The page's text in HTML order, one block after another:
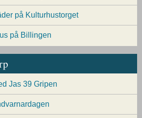
på Kulturhustorget
på Billingen
Jas 39 Gripen